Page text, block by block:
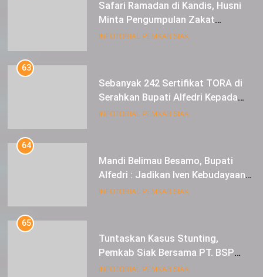
Safari Ramadan di Kandis, Husni
Minta Pengumpulan Zakat
Meningkat
INFOTORIAL PEMKAB SIAK
63
Sebanyak 242 Sertifikat TORA di
Serahkan Bupati Alfedri Kepada
Masyarakat Kerinci Kiri
INFOTORIAL PEMKAB SIAK
64
Mandi Belimau Besamo, Bupati
Alfedri : Jadikan Iven Kebudayaan
tahunan di Kabupaten Siak
INFOTORIAL PEMKAB SIAK
65
Tuntaskan Kasus Stunting,
Pemkab Siak Bersama PT. BSP
Siap Berkolaborasi
INFOTORIAL PEMKAB SIAK